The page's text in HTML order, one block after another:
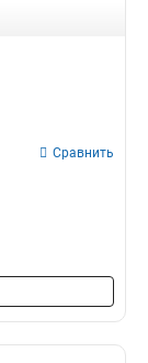
Сравнить